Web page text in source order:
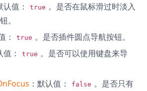
认值： true 。是否在鼠标滑过时淡入
。
： true 。是否插件圆点导航按钮。
值： true 。是否可以使用键盘来导
：默认值： false 。是否只有